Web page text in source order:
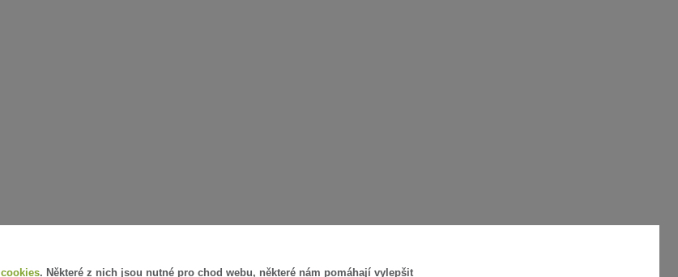
cookies. Některé z nich jsou nutné pro chod webu, některé nám pomáhají vylepšit